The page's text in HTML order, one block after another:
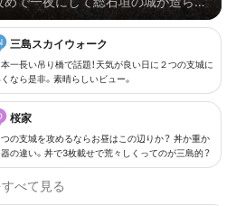
せたことで有名な石垣山一夜城。
セスが悪いですが片道1時間弱で徒歩
ます。ドライブがてら車で行くと便
ランを獲得したウナギや鎧塚シェフの
すのでオススメのドライブコースで
めの名所はたくさん。１日フルフル
そうですが、いくつか飛ばして充実歴
れも大変オススメです。
三島スカイウォーク
本一長い吊り橋で話題！天気が良い日に２つの支城に
なら是非。素晴らしいビュー。
桜家
つの支城を攻めるならお昼はこの辺りか？ 丼か重か
の違い。丼で3枚載せで荒々しくってのが三島的？
べて見る